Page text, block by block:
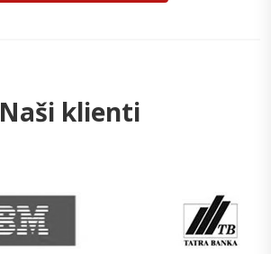
Naši klienti